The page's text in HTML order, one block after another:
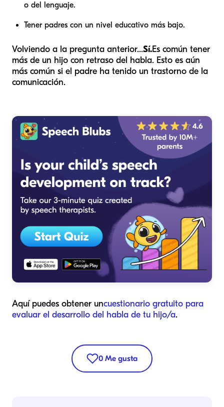
o del lenguaje.
Tener padres con un nivel educativo más bajo.
Volviendo a la pregunta anterior...Sí.Es común tener
más de un hijo con retraso del habla. Esto es aún
más común si el padre ha tenido un trastorno de la
comunicación.
Aquí puedes obtener uncuestionario gratuito para
evaluar el desarrollo del habla de tu hijo/a.
0 Me gusta